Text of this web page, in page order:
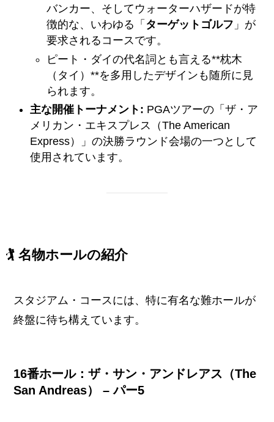
バンカー、そしてウォーターハザードが特
徴的な、いわゆる「 ターゲットゴルフ 」が
要求されるコースです。
ピート・ダイの代名詞とも言える**枕木
（タイ）**を多用したデザインも随所に見
られます。
主な開催トーナメント: PGAツアーの「ザ・ア
メリカン・エキスプレス（The American
Express）」の決勝ラウンド会場の一つとして
使用されています。
🏌️ 名物ホールの紹介
スタジアム・コースには、特に有名な難ホールが
終盤に待ち構えています。
16番ホール：ザ・サン・アンドレアス（The
San Andreas） – パー5